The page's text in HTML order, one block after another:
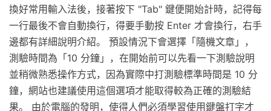
換好常用輸入法後，接著按下 "Tab" 鍵便開始計時，記得每
一行最後不會自動換行，得要手動按 Enter 才會換行，右手
邊都有詳細說明介紹。 預設情況下會選擇「隨機文章」，
測驗時間為「10 分鐘」，在開始前可以先看一下測驗說明
並稍微熟悉操作方式，因為實際中打測驗標準時間是 10 分
鐘，網站也建議使用這個選項才能取得較為正確的測驗結
果。 由於電腦的發明，使得人們必須學習使用鍵盤打字才